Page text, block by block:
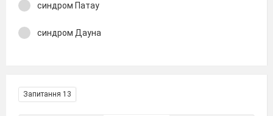
синдром Патау
синдром Дауна
Запитання 13